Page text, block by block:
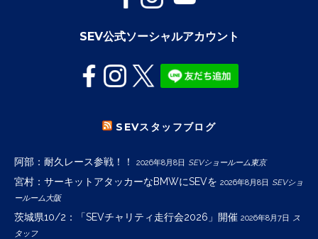
SEV公式ソーシャルアカウント
SEVスタッフブログ
阿部：耐久レース参戦！！ 2026年8月8日 SEVショールーム東京
宮村：サーキットアタッカーなBMWにSEVを 2026年8月8日 SEVショ
ールーム大阪
茨城県10/2：「SEVチャリティ走行会2026」開催 2026年8月7日 ス
タッフ